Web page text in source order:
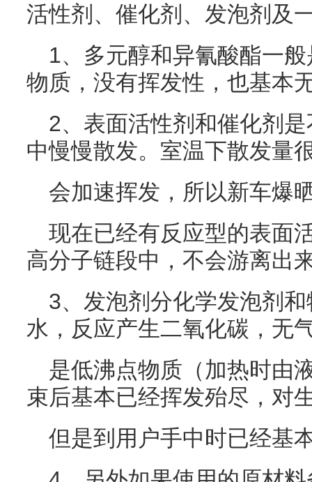
活性剂、催化剂、发泡剂及
1、多元醇和异氰酸酯一
物质，没有挥发性，也基本
2、表面活性剂和催化剂
中慢慢散发。室温下散发量
会加速挥发，所以新车爆
现在已经有反应型的表面
高分子链段中，不会游离出
3、发泡剂分化学发泡剂
水，反应产生二氧化碳，无
是低沸点物质（加热时由
束后基本已经挥发殆尽，对
但是到用户手中时已经基